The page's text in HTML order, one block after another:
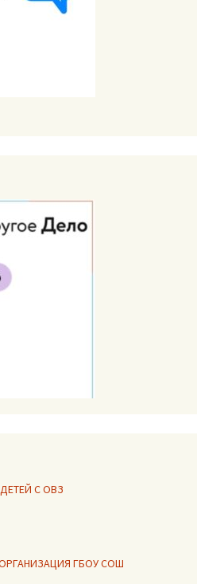
С ОВЗ
ГБОУ СОШ